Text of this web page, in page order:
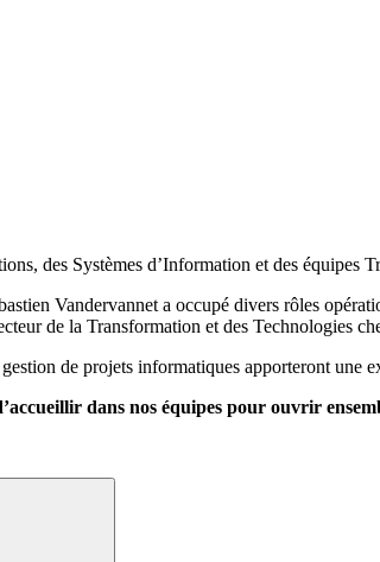
des Systèmes d’Information et des équipes
Vandervannet a occupé divers rôles
de la Transformation et des Technologies
de projets informatiques apporteront
dans nos équipes pour ouvrir